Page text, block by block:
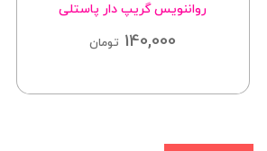
رواننویس گریپ دار پاستلی
140,000 تومان